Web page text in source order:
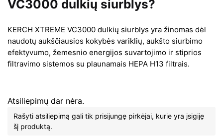
VC3000 dulkių siurblys?
KERCH XTREME VC3000 dulkių siurblys yra žinomas dėl
naudotų aukščiausios kokybės variklių, aukšto siurbimo
efektyvumo, žemesnio energijos suvartojimo ir stiprios
filtravimo sistemos su plaunamais HEPA H13 filtrais.
Atsiliepimų dar nėra.
Rašyti atsiliepimą gali tik prisijungę pirkėjai, kurie yra įsigiję
šį produktą.